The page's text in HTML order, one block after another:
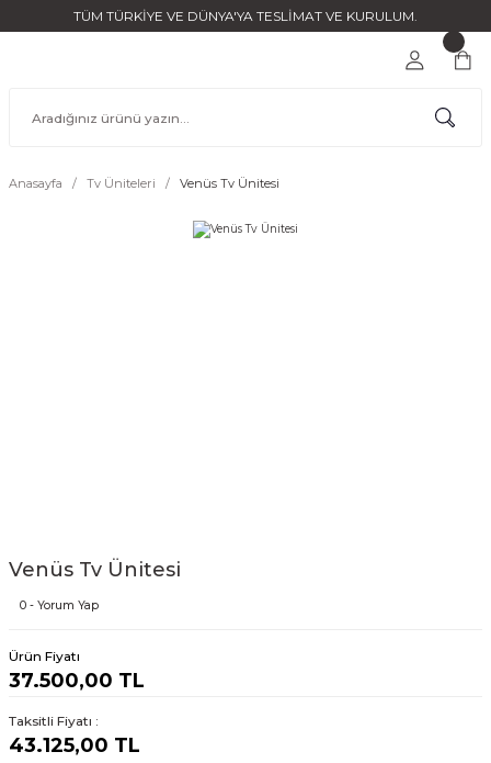
TÜM TÜRKİYE VE DÜNYA'YA TESLİMAT VE KURULUM.
Anasayfa Tv Üniteleri Venüs Tv Ünitesi
Venüs Tv Ünitesi
0 - Yorum Yap
Ürün Fiyatı
37.500,00 TL
Taksitli Fiyatı :
43.125,00 TL